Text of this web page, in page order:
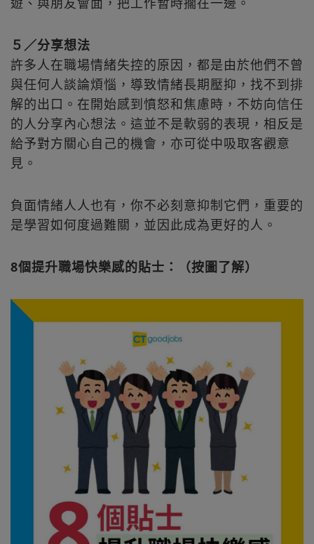
５／分享想法
許多人在職場情緒失控的原因，都是由於他們不曾
與任何人談論煩惱，導致情緒長期壓抑，找不到排
解的出口。在開始感到憤怒和焦慮時，不妨向信任
的人分享內心想法。這並不是軟弱的表現，相反是
給予對方關心自己的機會，亦可從中吸取客觀意
見。
負面情緒人人也有，你不必刻意抑制它們，重要的
是學習如何度過難關，並因此成為更好的人。
8個提升職場快樂感的貼士：（按圖了解）